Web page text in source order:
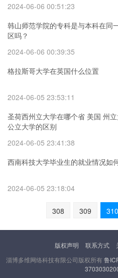
2024-06-06 00:51:23
韩山师范学院的专科是与本科在同
区吗？
2024-06-06 00:39:35
格拉斯哥大学在英国什么位置
2024-06-05 23:53:11
圣荷西州立大学在哪个省 美国 州
公立大学的区别
2024-06-05 23:41:38
西南科技大学毕业生的就业情况如
2024-06-05 23:18:04
308 309 310
版权声明 联系方式
淄博多维网络科技有限公司版权所有鲁